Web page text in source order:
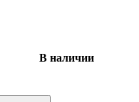
В наличии